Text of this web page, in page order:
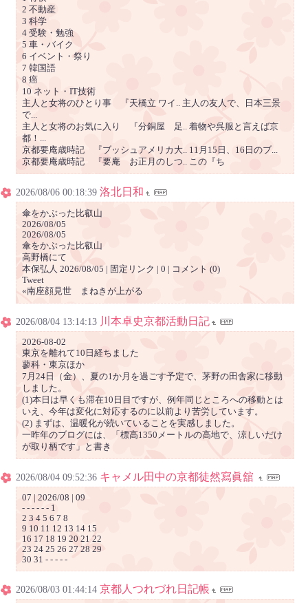
2 不動産
3 科学
4 受験・勉強
5 車・バイク
6 イベント・祭り
7 韓国語
8 癌
10 ネット・IT技術
主人と女将のひとり事 『天橋立 ワイ.. 主人の友人で、日本三景
で...
主人と女将のお気に入り 『分銅屋 足.. 着物や呉服と言えば京
都！...
京都要庵歳時記 『ブッシュアメリカ大.. 11月15日、16日のブ...
京都要庵歳時記 『要庵 お正月のしつ.. この『ち
2026/08/06 00:18:39 洛北日和
傘をかぶった比叡山
2026/08/05
2026/08/05
傘をかぶった比叡山
高野橋にて
本保弘人 2026/08/05 | 固定リンク | 0 | コメント (0)
Tweet
«南座顔見世 まねきが上がる
2026/08/04 13:14:13 川本卓史京都活動日記
2026-08-02
東京を離れて10日経ちました
蓼科・東京ほか
7月24日（金）、夏の1か月を過ごす予定で、茅野の田舎家に移動
しました。
(1)本日は早くも滞在10日目ですが、例年同じところへの移動とは
いえ、今年は変化に対応するのに以前より苦労しています。
(2) まずは、温暖化が続いていることを実感しました。
一昨年のブログには、「標高1350メートルの高地で、涼しいだけ
が取り柄です」と書き
2026/08/04 09:52:36 キャメル田中の京都徒然寫眞舘
07 | 2026/08 | 09
- - - - - - 1
2 3 4 5 6 7 8
9 10 11 12 13 14 15
16 17 18 19 20 21 22
23 24 25 26 27 28 29
30 31 - - - - -
2026/08/03 01:44:14 京都人つれづれ日記帳